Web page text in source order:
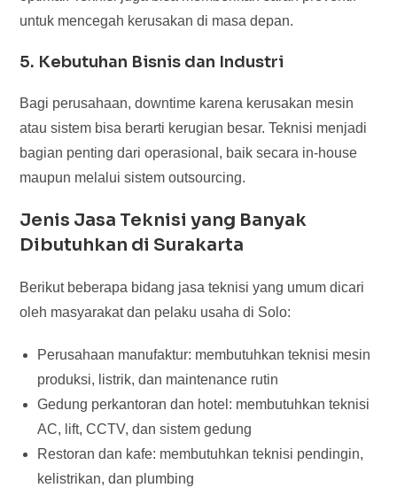
untuk mencegah kerusakan di masa depan.
5. Kebutuhan Bisnis dan Industri
Bagi perusahaan, downtime karena kerusakan mesin
atau sistem bisa berarti kerugian besar. Teknisi menjadi
bagian penting dari operasional, baik secara in-house
maupun melalui sistem outsourcing.
Jenis Jasa Teknisi yang Banyak
Dibutuhkan di Surakarta
Berikut beberapa bidang jasa teknisi yang umum dicari
oleh masyarakat dan pelaku usaha di Solo:
Perusahaan manufaktur: membutuhkan teknisi mesin
produksi, listrik, dan maintenance rutin
Gedung perkantoran dan hotel: membutuhkan teknisi
AC, lift, CCTV, dan sistem gedung
Restoran dan kafe: membutuhkan teknisi pendingin,
kelistrikan, dan plumbing